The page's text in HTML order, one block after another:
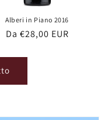
Alberi in Piano 2016
Prezzo
Da €28,00 EUR